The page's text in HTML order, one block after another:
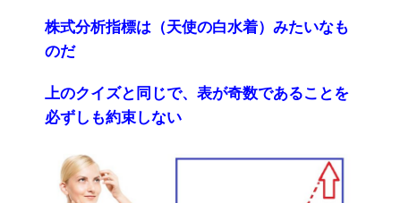
株式分析指標は（天使の白水着）みたいなも
のだ
上のクイズと同じで、表が奇数であることを
必ずしも約束しない